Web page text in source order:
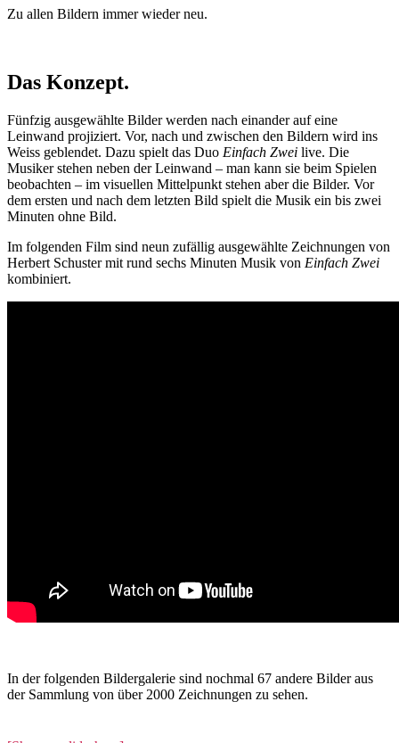
Zu allen Bildern immer wieder neu.
Das Konzept.
Fünfzig ausgewählte Bilder werden nach einander auf eine
Leinwand projiziert. Vor, nach und zwischen den Bildern wird ins
Weiss geblendet. Dazu spielt das Duo Einfach Zwei live. Die
Musiker stehen neben der Leinwand – man kann sie beim Spielen
beobachten – im visuellen Mittelpunkt stehen aber die Bilder. Vor
dem ersten und nach dem letzten Bild spielt die Musik ein bis zwei
Minuten ohne Bild.
Im folgenden Film sind neun zufällig ausgewählte Zeichnungen von
Herbert Schuster mit rund sechs Minuten Musik von Einfach Zwei
kombiniert.
In der folgenden Bildergalerie sind nochmal 67 andere Bilder aus
der Sammlung von über 2000 Zeichnungen zu sehen.